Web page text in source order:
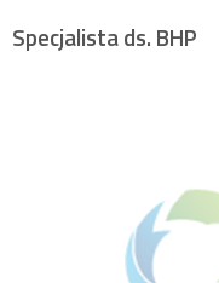
Specjalista ds. BHP